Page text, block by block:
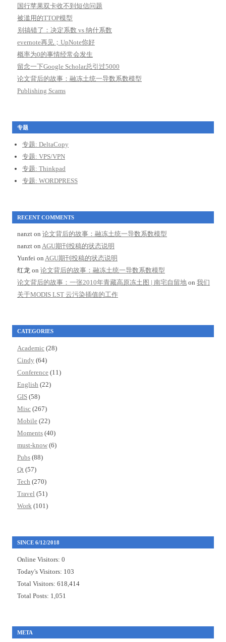
国行苹果双卡收不到短信问题
被滥用的TTOP模型
别搞错了：决定系数 vs 纳什系数
evernote再见；UpNote你好
概率为0的事情经常会发生
留念一下Google Scholar总引过5000
论文背后的故事：融冻土统一导数系数模型
Publishing Scams
专题
专题: DeltaCopy
专题: VPS/VPN
专题: Thinkpad
专题: WORDPRESS
RECENT COMMENTS
nanzt on 论文背后的故事：融冻土统一导数系数模型
nanzt on AGU期刊投稿的状态说明
Yunfei on AGU期刊投稿的状态说明
红龙 on 论文背后的故事：融冻土统一导数系数模型
论文背后的故事：一张2010年青藏高原冻土图 | 南宅自留地 on 我们
关于MODIS LST 云污染插值的工作
CATEGORIES
Academic (28)
Cindy (64)
Conference (11)
English (22)
GIS (58)
Misc (267)
Mobile (22)
Moments (40)
must-know (6)
Pubs (88)
Qt (57)
Tech (270)
Travel (51)
Work (101)
SINCE 6/12/2018
Online Visitors: 0
Today's Visitors: 103
Total Visitors: 618,414
Total Posts: 1,051
META